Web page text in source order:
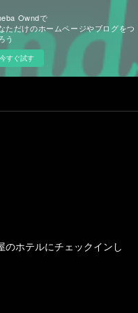
Owndで
ただけのホームページやブログをつ
う
今すぐ試す
のホテルにチェックインし